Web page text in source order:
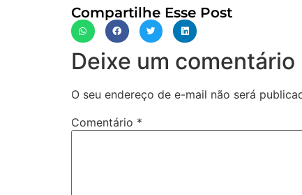
Compartilhe Esse Post
Deixe um comentário
O seu endereço de e-mail não será
Comentário *